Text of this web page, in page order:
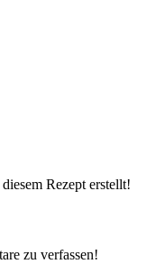
Rezept erstellt!
zu verfassen!